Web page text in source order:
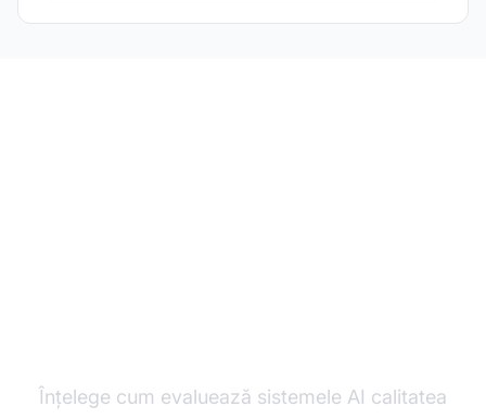
Înțelege cum evaluează sistemele AI calitatea